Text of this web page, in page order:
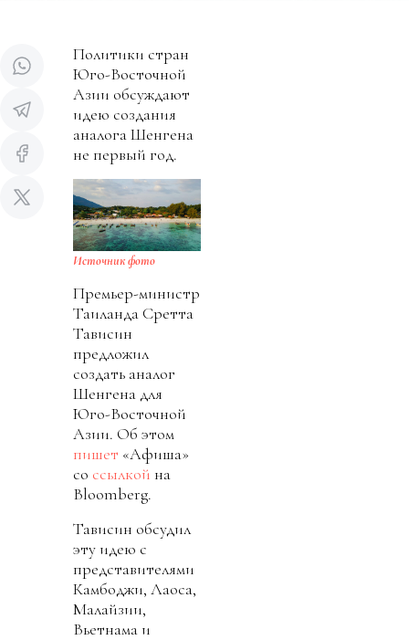
Политики стран
Юго-Восточной
Азии обсуждают
идею создания
аналога Шенгена
не первый год.
Источник фото
Премьер-министр
Таиланда Cретта
Тависин
предложил
создать аналог
Шенгена для
Юго-Восточной
Азии. Об этом
пишет «Афиша»
со ссылкой на
Bloomberg.
Тависин обсудил
эту идею с
представителями
Камбоджи, Лаоса,
Малайзии,
Вьетнама и